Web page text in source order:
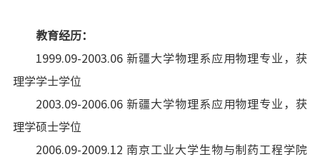
教育经历：
1999.09-2003.06 新疆大学物理系应用物理专业，获
理学学士学位
2003.09-2006.06 新疆大学物理系应用物理专业，获
理学硕士学位
2006.09-2009.12 南京工业大学生物与制药工程学院